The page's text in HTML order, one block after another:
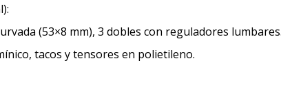
(53×8 mm), 3 dobles con reguladores
tacos y tensores en polietileno.